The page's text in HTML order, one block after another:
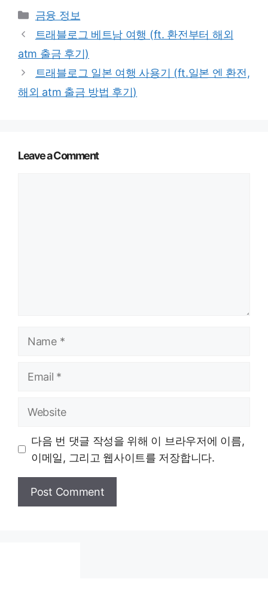
Categories
금융 정보
트래블로그 베트남 여행 (ft. 환전부터 해외
atm 출금 후기)
트래블로그 일본 여행 사용기 (ft.일본 엔 환전,
해외 atm 출금 방법 후기)
Leave a Comment
Website
다음 번 댓글 작성을 위해 이 브라우저에 이름,
이메일, 그리고 웹사이트를 저장합니다.